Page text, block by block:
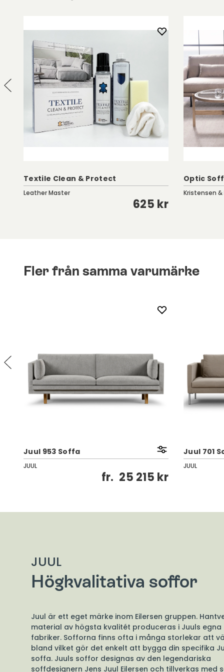
Textile Clean & Protect
Leather Master
625 kr
Optic
Kristensen
Fler från samma varumärke
Juul 953 Soffa
JUUL
fr. 25 215 kr
Juul 701
JUUL
JUUL
Högkvalitativa soffor
Juul är ett eget märke inom Eilersen gruppen.
material av högsta kvalitét produceras i Juuls egna
fabriker. Sofforna finns ofta i många storlekar att
bland vilket gör det enkelt att bygga din specifika
soffa. Juuls soffor designas av den legendariska
soffdesignern Jens Juul Eilersen och tillverkas med